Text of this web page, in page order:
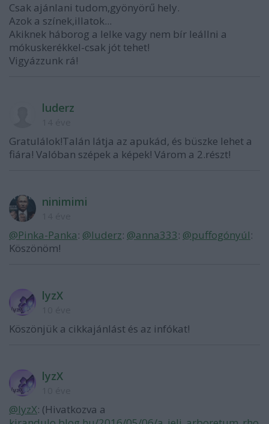
Csak ajánlani tudom,gyönyörű hely.
Azok a színek,illatok...
Akiknek háborog a lelke vagy nem bír leállni a
mókuskerékkel-csak jót tehet!
Vigyázzunk rá!
luderz
Gratulálok!Talán látja az apukád, és büszke lehet a
fiára! Valóban szépek a képek! Várom a 2.részt!
ninimimi
@Pinka-Panka: @luderz: @anna333: @puffogónyúl:
Köszönöm!
lyzX
Köszönjük a cikkajánlást és az infókat!
lyzX
@lyzX: (Hivatkozva a